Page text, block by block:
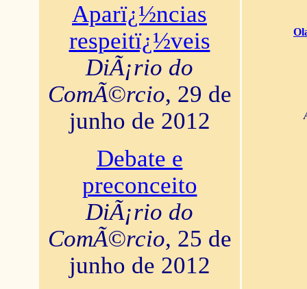
Aparï¿½ncias
respeitï¿½veis
DiÃ¡rio do
ComÃ©rcio, 29 de
junho de 2012
Debate e
preconceito
DiÃ¡rio do
ComÃ©rcio, 25 de
junho de 2012